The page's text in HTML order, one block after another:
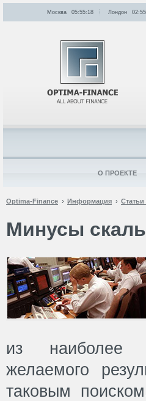
Optima-Finance Информация
Минусы
из наиболее
желаемого
таковым
Москва 05:55:18 Лондон
О ПРОЕКТЕ